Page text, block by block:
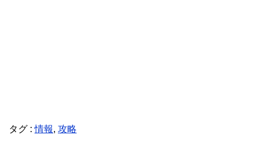
タグ :情報, 攻略